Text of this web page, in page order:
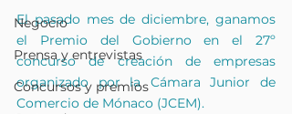
Negocio
Prensa y entrevistas
Concursos y premios
El pasado mes de diciembre, ganamos
el Premio del Gobierno en el 27º
concurso de creación de empresas
organizado por la Cámara Junior de
Comercio de Mónaco (JCEM).